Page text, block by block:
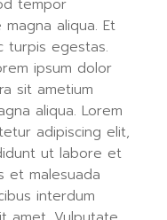
tempor
aliqua. Et
turpis egestas.
ipsum dolor
sit ametium
aliqua. Lorem
adipiscing elit,
ut labore et
et malesuada
interdum